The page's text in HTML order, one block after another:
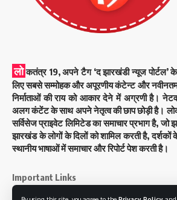
लो कतंत्र 19, अपने टैग ‘द झारखंडी न्यूज पोर्टल’
लिए सबसे सम्मोहक और अपूरणीय कंटेन्ट और नवीनतम
निर्माताओं की राय को आकार देने में अग्रणी है।
अलग कंटेंट के साथ अपने नेतृत्व की छाप छोड़ी है।
सर्विसेज प्राइवेट लिमिटेड का समाचार प्रभाग है,
झारखंड के लोगों के दिलों को शामिल करती है,
स्थानीय भाषाओं में समाचार और रिपोर्ट पेश करती है।
Important Links